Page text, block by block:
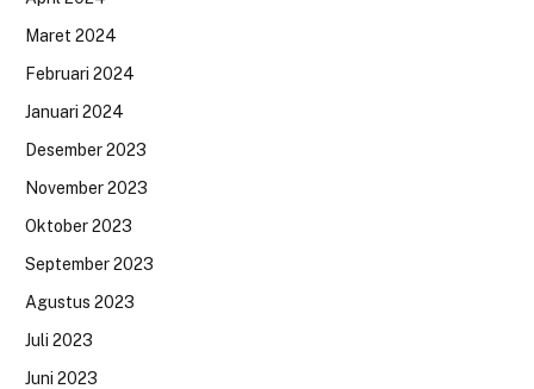
Maret 2024
Februari 2024
Januari 2024
Desember 2023
November 2023
Oktober 2023
September 2023
Agustus 2023
Juli 2023
Juni 2023